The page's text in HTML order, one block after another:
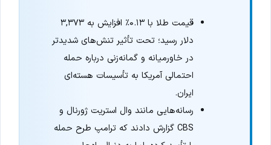
قیمت طلا با ۰.۱۳٪ افزایش به ۳,۳۷۳
دلار رسید؛ تحت تأثیر تنش‌های شدیدتر
در خاورمیانه و گمانه‌زنی درباره حمله
احتمالی آمریکا به تأسیسات هسته‌ای
ایران.
رسانه‌هایی مانند وال استریت ژورنال و
CBS گزارش دادند که ترامپ طرح حمله